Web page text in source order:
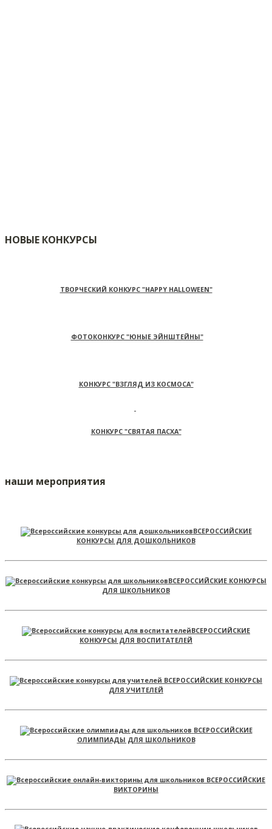
НОВЫЕ КОНКУРСЫ
ТВОРЧЕСКИЙ КОНКУРС "HAPPY HALLOWEEN"
ФОТОКОНКУРС "ЮНЫЕ ЭЙНШТЕЙНЫ"
КОНКУРС "ВЗГЛЯД ИЗ КОСМОСА"
КОНКУРС "СВЯТАЯ ПАСХА"
наши мероприятия
ВСЕРОССИЙСКИЕ
КОНКУРСЫ ДЛЯ ДОШКОЛЬНИКОВ
ВСЕРОССИЙСКИЕ КОНКУРСЫ
ДЛЯ ШКОЛЬНИКОВ
ВСЕРОССИЙСКИЕ
КОНКУРСЫ ДЛЯ ВОСПИТАТЕЛЕЙ
ВСЕРОССИЙСКИЕ КОНКУРСЫ
ДЛЯ УЧИТЕЛЕЙ
ВСЕРОССИЙСКИЕ
ОЛИМПИАДЫ ДЛЯ ШКОЛЬНИКОВ
ВСЕРОССИЙСКИЕ
ВИКТОРИНЫ